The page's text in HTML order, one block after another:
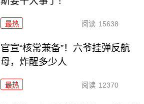
最热 阅读 15638
官宣“核常兼备”！六爷挂弹反航
母，炸醒多少人
最热 阅读 12370